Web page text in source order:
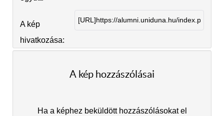
A kép
hivatkozása:
A kép hozzászólásai
Ha a képhez beküldött hozzászólásokat el